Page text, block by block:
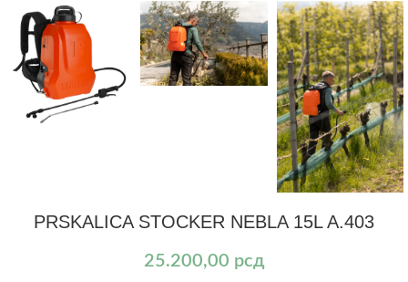
PRSKALICA STOCKER NEBLA 15L A.403
25.200,00 рсд